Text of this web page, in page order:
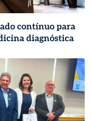
contínuo para
diagnóstica